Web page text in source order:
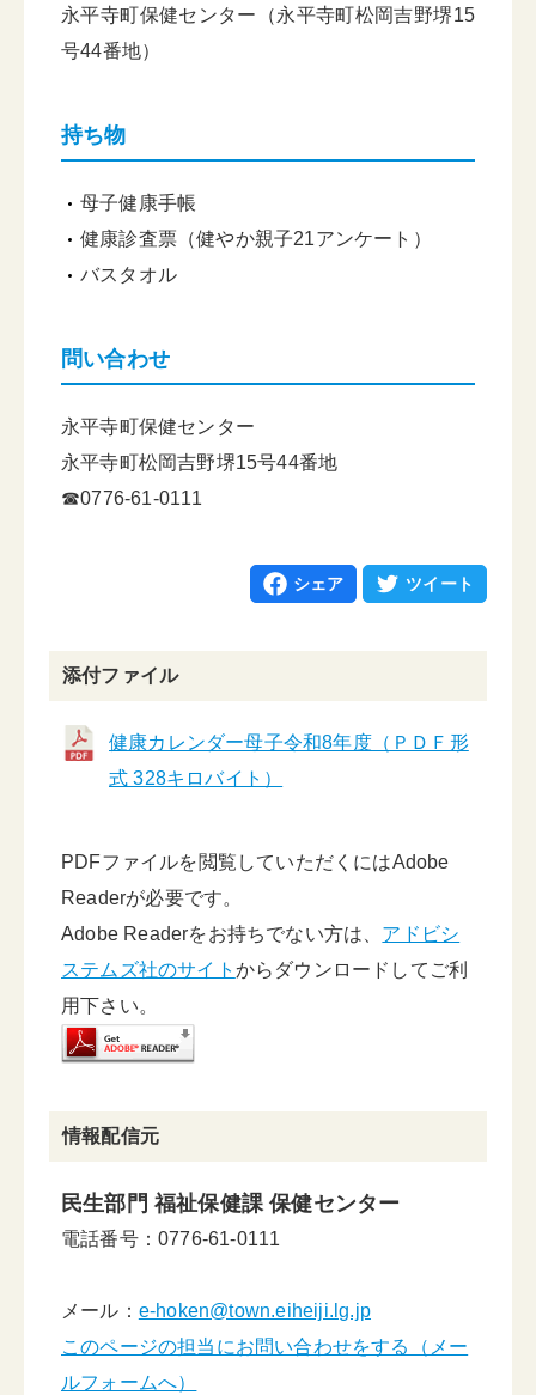
永平寺町保健センター（永平寺町松岡吉野堺15
号44番地）
持ち物
母子健康手帳
健康診査票（健やか親子21アンケート）
バスタオル
問い合わせ
永平寺町保健センター
永平寺町松岡吉野堺15号44番地
☎0776-61-0111
シェア ツイート
添付ファイル
健康カレンダー母子令和8年度（ＰＤＦ形
式 328キロバイト）
PDFファイルを閲覧していただくにはAdobe
Readerが必要です。
Adobe Readerをお持ちでない方は、 アドビシ
ステムズ社のサイト からダウンロードしてご利
用下さい。
情報配信元
民生部門 福祉保健課 保健センター
電話番号：0776-61-0111
メール： e-hoken@town.eiheiji.lg.jp
このページの担当にお問い合わせをする（メー
ルフォームへ）